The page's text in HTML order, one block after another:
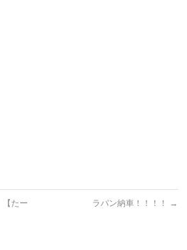
【たー
ラパン納車！！！！ →